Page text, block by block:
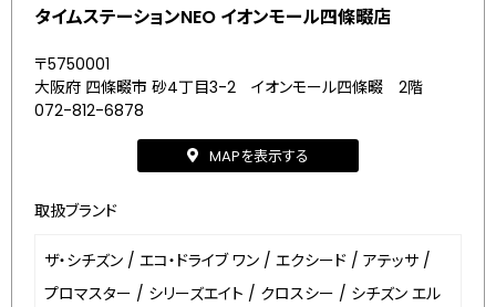
タイムステーションNEO イオンモール四條畷店
〒5750001
大阪府 四條畷市 砂4丁目3-2 イオンモール四條畷 2階
072-812-6878
MAPを表示する
取扱ブランド
ザ・シチズン / エコ・ドライブ ワン / エクシード / アテッサ /
プロマスター / シリーズエイト / クロスシー / シチズン エル